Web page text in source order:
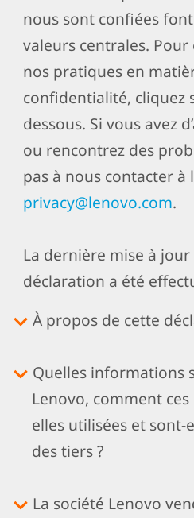
nous sont confiées
valeurs centrales.
nos pratiques en
confidentialité, cliquez
dessous. Si vous avez
ou rencontrez des
pas à nous contacter à
privacy@lenovo.com.
La dernière mise à
déclaration a été
À propos de cette
Quelles informations
Lenovo, comment
elles utilisées et sont-
des tiers ?
La société Lenovo